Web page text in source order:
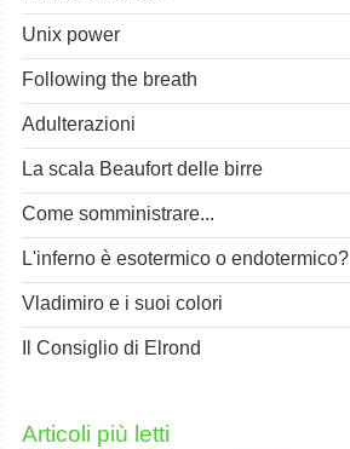
Unix power
Following the breath
Adulterazioni
La scala Beaufort delle birre
Come somministrare...
L'inferno è esotermico o endotermico?
Vladimiro e i suoi colori
Il Consiglio di Elrond
Articoli più letti